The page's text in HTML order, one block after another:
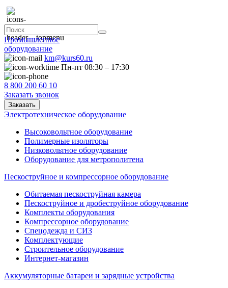
Промышленное
оборудование
km@kurs60.ru
Пн-пт 08:30 – 17:30
8 800 200 60 10
Заказать звонок
Заказать
Электротехническое оборудование
Высоковольтное оборудование
Полимерные изоляторы
Низковольтное оборудование
Оборудование для метрополитена
Пескоструйное и компрессорное оборудование
Обитаемая пескоструйная камера
Пескоструйное и дробеструйное оборудование
Комплекты оборудования
Компрессорное оборудование
Спецодежда и СИЗ
Комплектующие
Строительное оборудование
Интернет-магазин
Аккумуляторные батареи и зарядные устройства